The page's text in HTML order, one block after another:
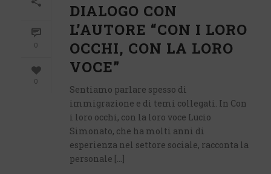
0
0
DIALOGO CON
L’AUTORE “CON I LORO
OCCHI, CON LA LORO
VOCE”
Sentiamo parlare spesso di
immigrazione e di temi collegati. In Con
i loro occhi, con la loro voce Lucio
Simonato, che ha molti anni di
esperienza nel settore sociale, racconta la
personale [...]